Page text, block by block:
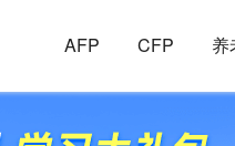
AFP CFP 养